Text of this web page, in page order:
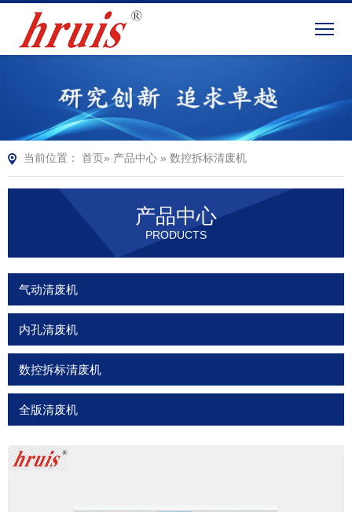
当前位置： 首页» 产品中心 » 数控拆标清废机
产品中心
PRODUCTS
气动清废机
内孔清废机
数控拆标清废机
全版清废机